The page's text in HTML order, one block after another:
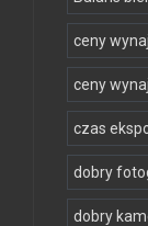
ceny
ceny
czas
dobry
dobry